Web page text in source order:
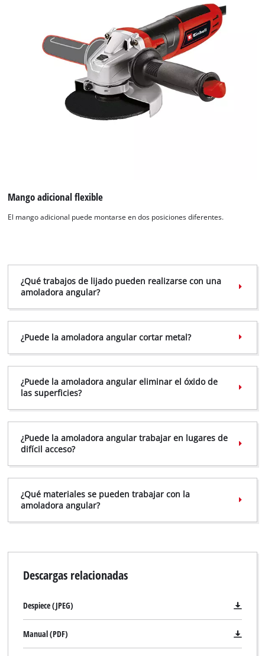
¡Necesitamos su consentimiento para
cargar el servicio Google Maps!
This content is not permitted to load due
to trackers that are not disclosed to the
visitor. The website owner needs to setup
the site with their CMP to add this content
Powered byUsercentrics Consent
Management Platform
Mango adicional flexible
El mango adicional puede montarse en dos posiciones diferentes.
¿Qué trabajos de lijado pueden realizarse con una
amoladora angular?
¿Puede la amoladora angular cortar metal?
¿Puede la amoladora angular eliminar el óxido de
las superficies?
¿Puede la amoladora angular trabajar en lugares de
difícil acceso?
¿Qué materiales se pueden trabajar con la
amoladora angular?
Descargas relacionadas
Despiece (JPEG)
Manual (PDF)